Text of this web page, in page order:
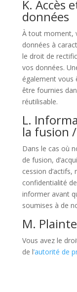
K. Accès
données
À tout moment,
données à
le droit de
vos données.
également vous
être fournies
réutilisable.
L.
la fusion
Dans le cas où
de fusion,
cession
confidentialité
informer avant
soumises à de
M. Plainte
Vous avez le
de l’autorité de